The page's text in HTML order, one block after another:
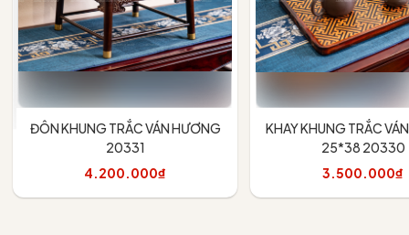
ĐÔN KHUNG TRẮC VÁN HƯƠNG
20331
4.200.000₫
KHAY KHUNG TRẮC
25*38 20330
3.500.000₫